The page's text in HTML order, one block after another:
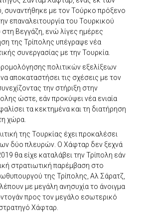
συναντήθηκε με τον Τούρκο πρόξενο
επαναλειτουργία του Τουρκικού
στη Βεγγάζη, ενώ λίγες ημέρες
της Τρίπολης υπέγραψε νέα
συνεργασίας με την Τουρκία.
πολιτικών εξελίξεων
αποκαταστήσει τις σχέσεις με τον
την στήριξη στην
ώστε, εάν προκύψει νέα ενιαία
τα κεκτημένα και τη διατήρηση
χώρα.
της Τουρκίας έχει προκαλέσει
δύο πλευρών. Ο Χάφταρ δεν ξεχνά
θα είχε καταλάβει την Τρίπολη εάν
στρατιωτική παρέμβαση στο
της Τρίπολης, Αλ Σάρατζ,
με μεγάλη ανησυχία το άνοιγμα
προς τον μεγάλο εσωτερικό
Χάφταρ.